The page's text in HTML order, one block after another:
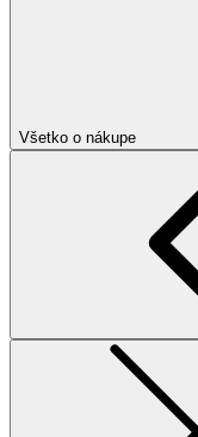
Všetko o nákupe